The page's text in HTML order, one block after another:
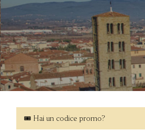
🎟 Hai un codice promo?